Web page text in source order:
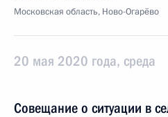
Московская область, Ново-Огарёво
20 мая 2020 года, среда
Совещание о ситуации в